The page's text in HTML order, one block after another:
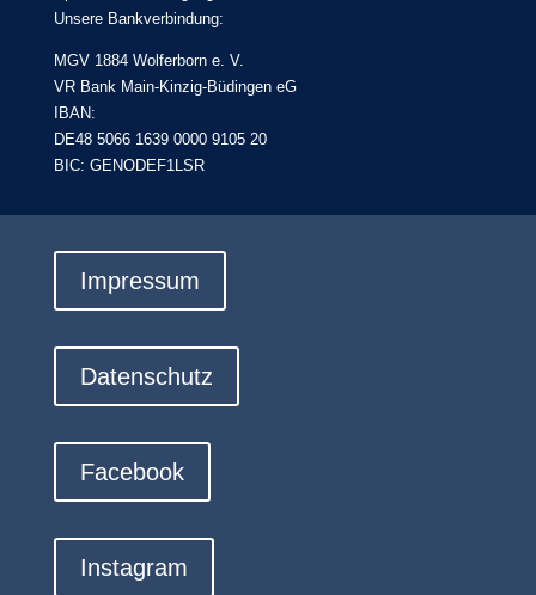
Unsere Bankverbindung:
MGV 1884 Wolferborn e. V.
VR Bank Main-Kinzig-Büdingen eG
IBAN:
DE48 5066 1639 0000 9105 20
BIC: GENODEF1LSR
Impressum
Datenschutz
Facebook
Instagram